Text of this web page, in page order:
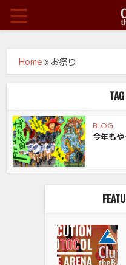
Home » お祭り
BLOG
今年も